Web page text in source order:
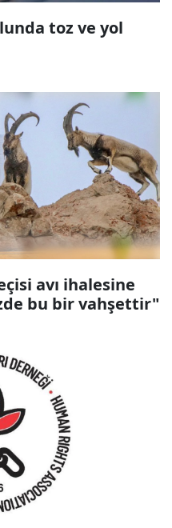
toz ve yol
avı ihalesine
bu bir vahşettir"